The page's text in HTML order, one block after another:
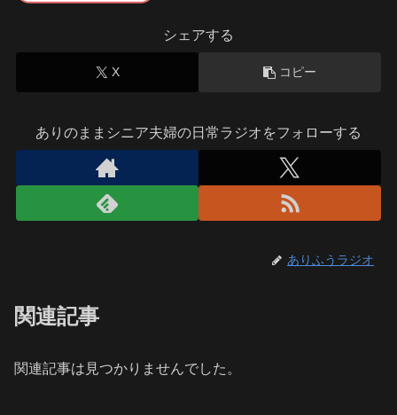
シェアする
X コピー
ありのままシニア夫婦の日常ラジオをフォローする
ありふうラジオ
関連記事
関連記事は見つかりませんでした。